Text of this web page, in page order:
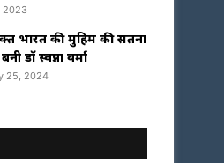
2023
भारत की मुहिम की सतना
डाॅ स्वप्ना वर्मा
25, 2024